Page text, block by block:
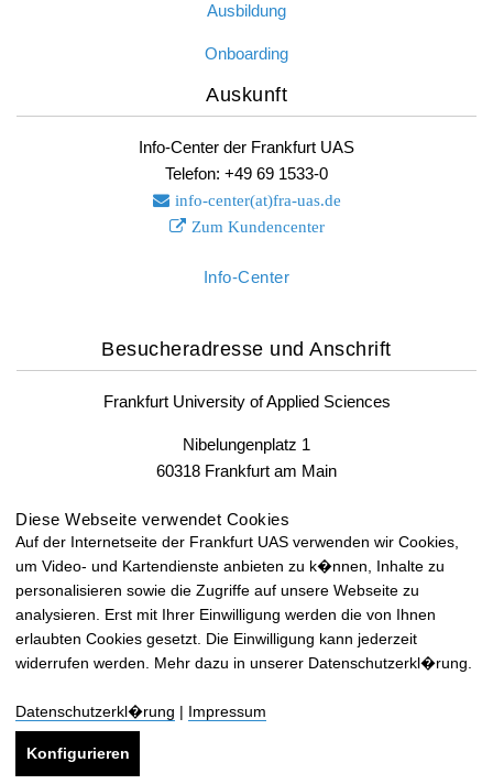
Ausbildung
Onboarding
Auskunft
Info-Center der Frankfurt UAS
Telefon: +49 69 1533-0
info-center(at)fra-uas.de
Zum Kundencenter
Info-Center
Besucheradresse und Anschrift
Frankfurt University of Applied Sciences
Nibelungenplatz 1
60318 Frankfurt am Main
Fax: +49 69 1533-2400
Lageplan und Anfahrt
Lageplan und Anfahrt
Diese Webseite verwendet Cookies
Auf der Internetseite der Frankfurt UAS verwenden wir Cookies,
um Video- und Kartendienste anbieten zu k�nnen, Inhalte zu
personalisieren sowie die Zugriffe auf unsere Webseite zu
analysieren. Erst mit Ihrer Einwilligung werden die von Ihnen
erlaubten Cookies gesetzt. Die Einwilligung kann jederzeit
widerrufen werden. Mehr dazu in unserer Datenschutzerkl�rung.
Datenschutzerkl�rung | Impressum
Konfigurieren